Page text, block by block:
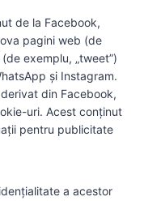
de la Facebook,
pagini web (de
exemplu, „tweet”)
și Instagram.
din Facebook,
uri. Acest conținut
pentru publicitate
a acestor